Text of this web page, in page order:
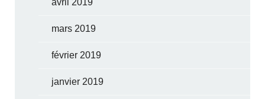
mars 2019
février 2019
janvier 2019